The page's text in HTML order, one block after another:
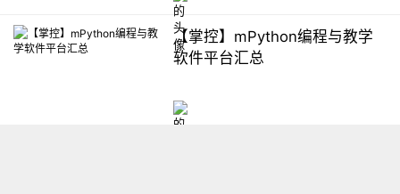
【掌控】mPython编程与教学
软件平台汇总